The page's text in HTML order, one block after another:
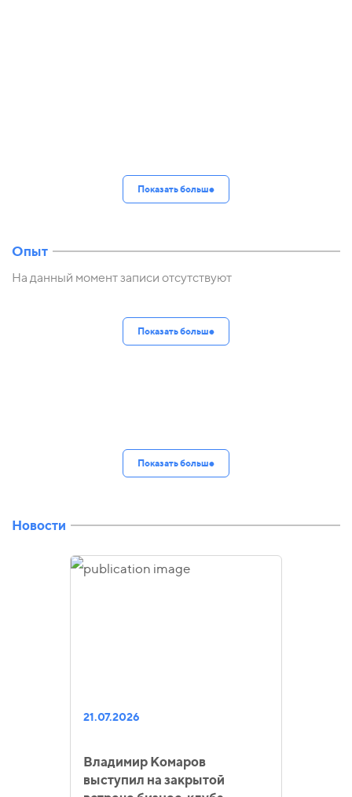
Показать больше
Опыт
На данный момент записи отсутствуют
Показать больше
Показать больше
Новости
21.07.2026
Владимир Комаров
выступил на закрытой